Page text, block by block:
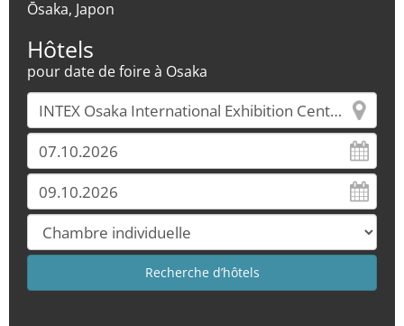
Ōsaka, Japon
Hôtels
pour date de foire à Osaka